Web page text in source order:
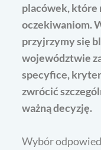
placówek, które
oczekiwaniom.
przyjrzymy się
województwie
specyfice,
zwrócić
ważną decyzję.
Wybór